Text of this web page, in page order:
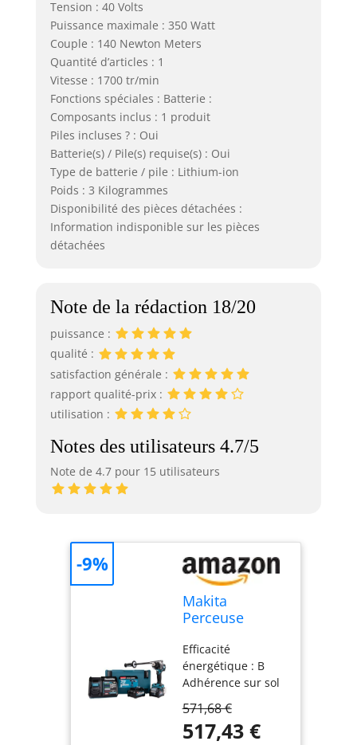
Tension : 40 Volts
Puissance maximale : 350 Watt
Couple : 140 Newton Meters
Quantité d’articles : 1
Vitesse : 1700 tr/min
Fonctions spéciales : Batterie :
Composants inclus : 1 produit
Piles incluses ? : Oui
Batterie(s) / Pile(s) requise(s) : Oui
Type de batterie / pile : Lithium-ion
Poids : 3 Kilogrammes
Disponibilité des pièces détachées :
Information indisponible sur les pièces
détachées
Note de la rédaction 18/20
puissance :
qualité :
satisfaction générale :
rapport qualité-prix :
utilisation :
Notes des utilisateurs 4.7/5
Note de 4.7 pour 15 utilisateurs
Makita
Perceuse
max li-ion 2,5
ah xgt ø 13
mm makita -
df001gd201
Efficacité
énergétique : B
Adhérence sur sol
sonore : 71 cm.
571,68 €
517,43 €
-9%